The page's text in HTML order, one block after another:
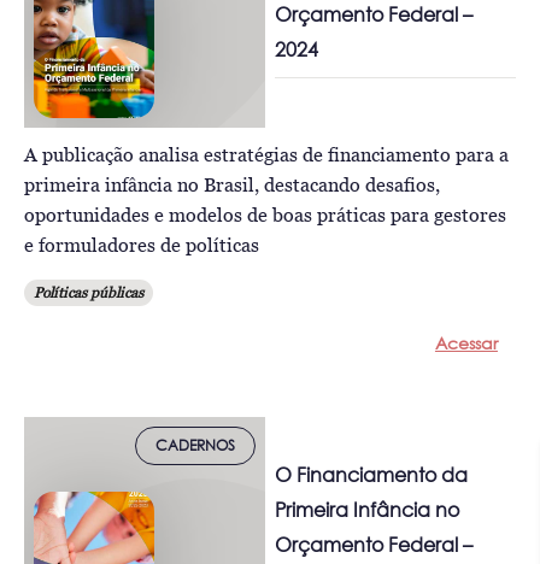
Orçamento Federal –
2024
A publicação analisa estratégias de financiamento para a
primeira infância no Brasil, destacando desafios,
oportunidades e modelos de boas práticas para gestores
e formuladores de políticas
Políticas públicas
Acessar
CADERNOS
O Financiamento da
Primeira Infância no
Orçamento Federal –